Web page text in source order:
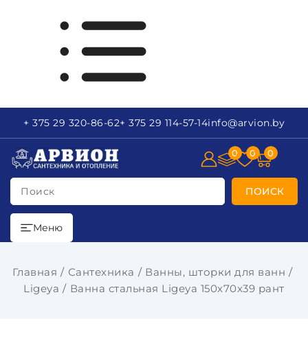
+ 375 29 320-86-62+ 375 29 114-57-14info@arvion.by
Поиск ПОИСК
0 0 0
Меню
Главная Сантехника
Ванны, шторки для ванн
Ligeya
Ванна стальная Ligeya 150х70х39 рант